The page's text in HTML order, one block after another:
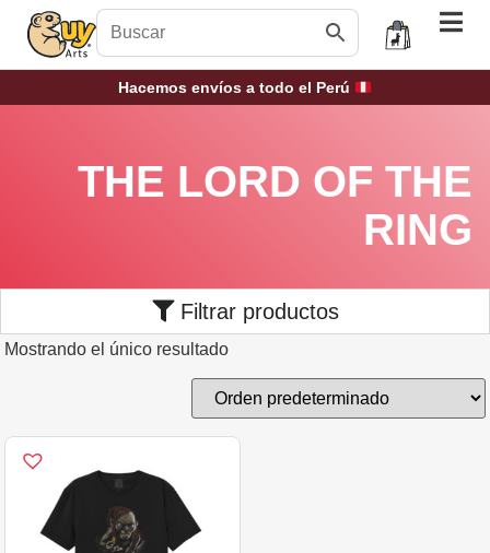
Hacemos envíos a todo el Perú
THE LORD OF THE
RING
Filtrar productos
Mostrando el único resultado